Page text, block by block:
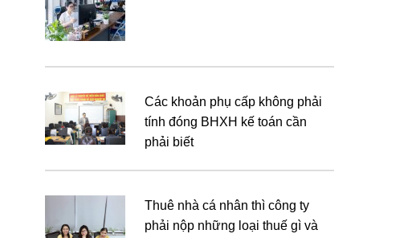
Các khoản phụ cấp không phải
tính đóng BHXH kế toán cần
phải biết
Thuê nhà cá nhân thì công ty
phải nộp những loại thuế gì và